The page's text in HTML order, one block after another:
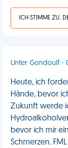
Unter Gondoulf -
Heute, ich
Hände, bevor
Zukunft werde
bevor ich mir
Schmerzen. FML